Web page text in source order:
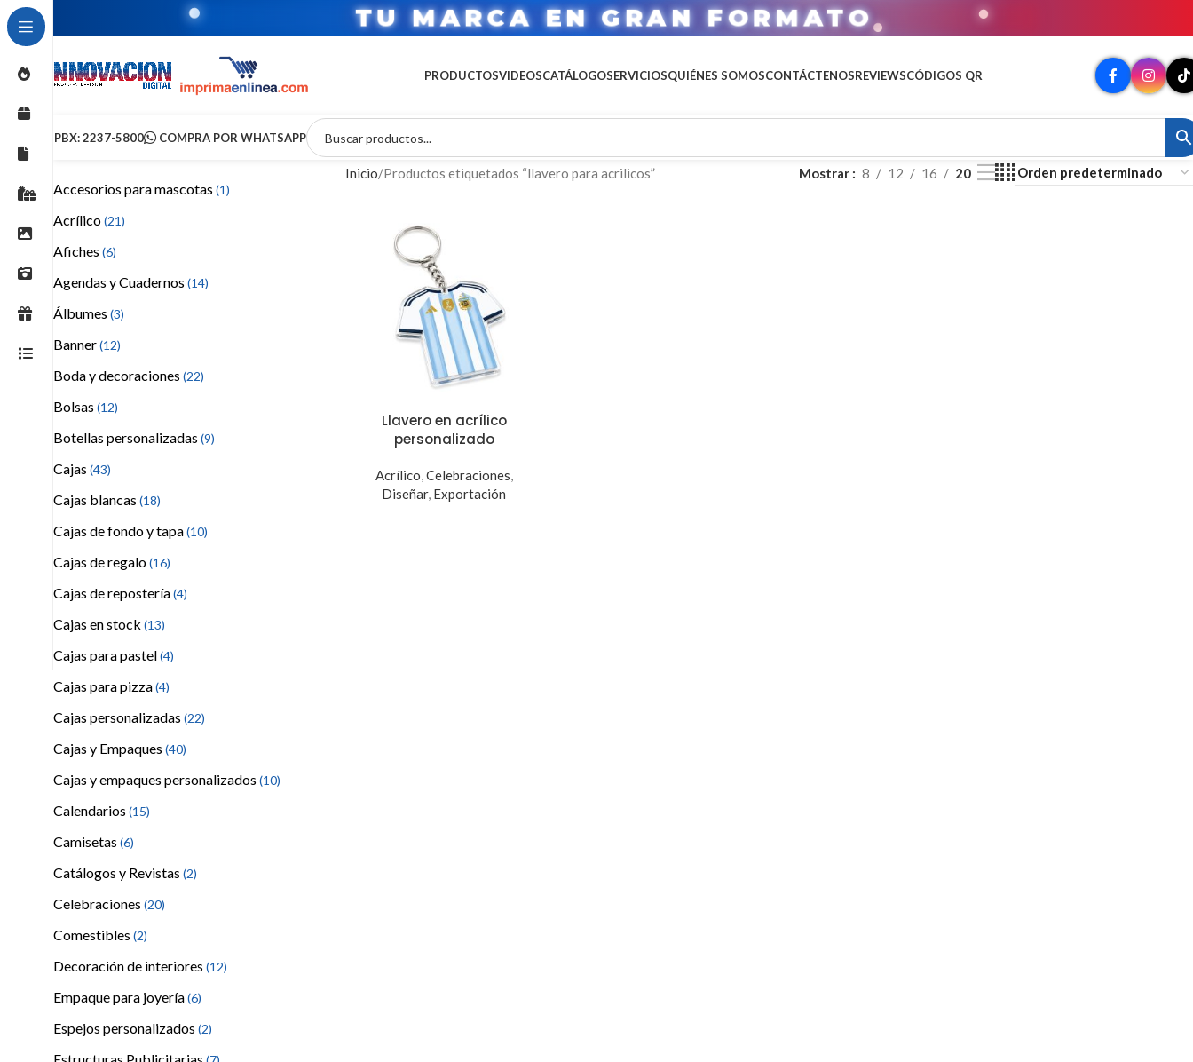
TU MARCA EN GRAN FORMATO
PRODUCTOSVIDEOSCATÁLOGOSERVICIOSQUIÉNES SOMOSCONTÁCTENOSREVIEWSCÓDIGOS QR
PBX: 2237-5800 COMPRA POR WHATSAPP
Accesorios para mascotas (1)
Acrílico(21)
Afiches (6)
Agendas y Cuadernos (14)
Álbumes (3)
Banner(12)
Boda y decoraciones (22)
Bolsas (12)
Botellas personalizadas (9)
Cajas (43)
Cajas blancas (18)
Cajas de fondo y tapa(10)
Cajas de regalo(16)
Cajas de repostería(4)
Cajas en stock (13)
Cajas para pastel(4)
Cajas para pizza(4)
Cajas personalizadas (22)
Cajas y Empaques (40)
Cajas y empaques personalizados (10)
Calendarios (15)
Camisetas (6)
Catálogos y Revistas (2)
Celebraciones (20)
Comestibles (2)
Decoración de interiores (12)
Empaque para joyería(6)
Espejos personalizados (2)
Inicio Productos etiquetados “llavero para acrilicos” Mostrar 8 12 16 20
Llavero en acrílico
personalizado
Acrílico,Celebraciones,
Diseñar, Exportación